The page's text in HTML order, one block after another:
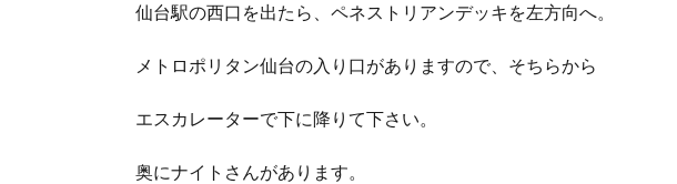
仙台駅の西口を出たら、ペネストリアンデッキを左方向へ。
メトロポリタン仙台の入り口がありますので、そちらから
エスカレーターで下に降りて下さい。
奥にナイトさんがあります。